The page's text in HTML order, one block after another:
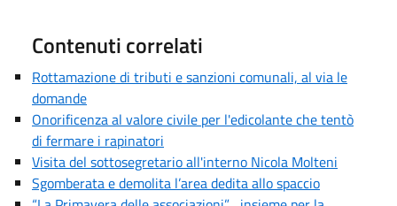
Contenuti correlati
Rottamazione di tributi e sanzioni comunali, al via le
domande
Onorificenza al valore civile per l'edicolante che tentò
di fermare i rapinatori
Visita del sottosegretario all'interno Nicola Molteni
Sgomberata e demolita l’area dedita allo spaccio